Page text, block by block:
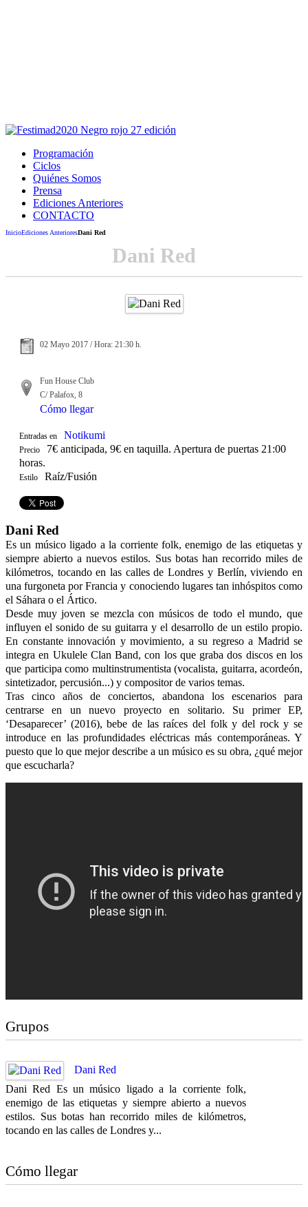
Programación
Ciclos
Quiénes Somos
Prensa
Ediciones Anteriores
CONTACTO
InicioEdiciones AnterioresDani Red
Dani Red
02 Mayo 2017 / Hora: 21:30 h.
Fun House Club
C/ Palafox, 8
Cómo llegar
Entradas en Notikumi
Precio
7€ anticipada, 9€ en taquilla. Apertura de puertas 21:00
horas.
Estilo Raíz/Fusión
Dani Red
Es un músico ligado a la corriente folk, enemigo de las etiquetas y
siempre abierto a nuevos estilos. Sus botas han recorrido miles de
kilómetros, tocando en las calles de Londres y Berlín, viviendo en
una furgoneta por Francia y conociendo lugares tan inhóspitos como
el Sáhara o el Ártico.
Desde muy joven se mezcla con músicos de todo el mundo, que
influyen el sonido de su guitarra y el desarrollo de un estilo propio.
En constante innovación y movimiento, a su regreso a Madrid se
integra en Ukulele Clan Band, con los que graba dos discos en los
que participa como multinstrumentista (vocalista, guitarra, acordeón,
sintetizador, percusión...) y compositor de varios temas.
Tras cinco años de conciertos, abandona los escenarios para
centrarse en un nuevo proyecto en solitario. Su primer EP,
‘Desaparecer’ (2016), bebe de las raíces del folk y del rock y se
introduce en las profundidades eléctricas más contemporáneas. Y
puesto que lo que mejor describe a un músico es su obra, ¿qué mejor
que escucharla?
Grupos
Dani Red
Dani Red Es un músico ligado a la corriente folk,
enemigo de las etiquetas y siempre abierto a nuevos
estilos. Sus botas han recorrido miles de kilómetros,
tocando en las calles de Londres y...
Cómo llegar